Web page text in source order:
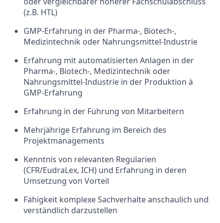
(z.B. HTL)
GMP-Erfahrung in der Pharma-, Biotech-,
Medizintechnik oder Nahrungsmittel-Industrie
Erfahrung mit automatisierten Anlagen in der
Pharma-, Biotech-, Medizintechnik oder
Nahrungsmittel-Industrie in der Produktion à
GMP-Erfahrung
Erfahrung in der Führung von Mitarbeitern
Mehrjährige Erfahrung im Bereich des
Projektmanagements
Kenntnis von relevanten Regularien
(CFR/EudraLex, ICH) und Erfahrung in deren
Umsetzung von Vorteil
Fähigkeit komplexe Sachverhalte anschaulich und
verständlich darzustellen